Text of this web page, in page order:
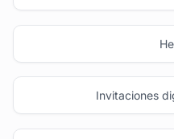
Invitaciones